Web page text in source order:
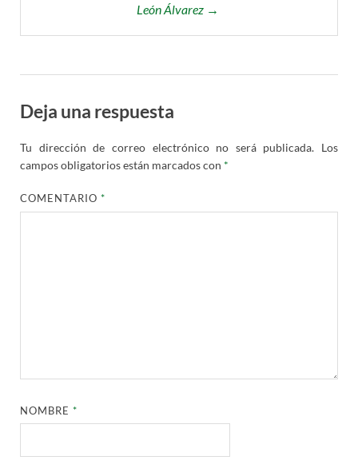
León Álvarez →
Deja una respuesta
Tu dirección de correo electrónico no será publicada. Los
campos obligatorios están marcados con *
COMENTARIO*
NOMBRE*